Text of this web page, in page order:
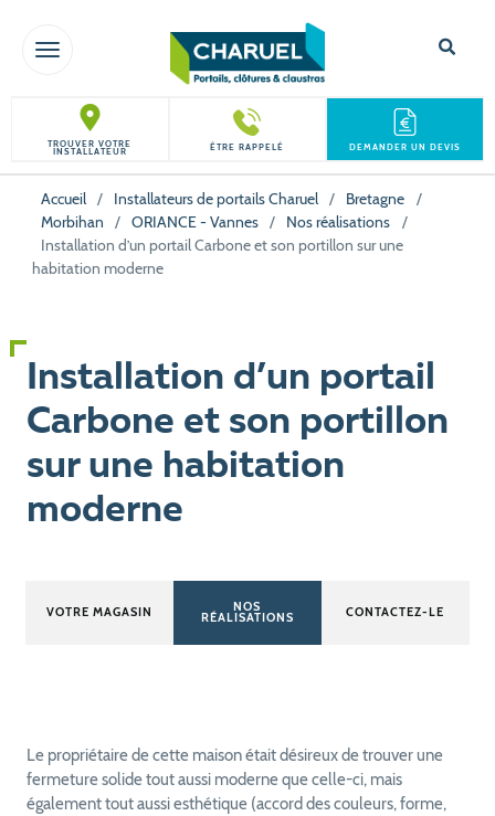
TOGGLE NAVIGATION
TROUVER VOTRE
INSTALLATEUR ÊTRE RAPPELÉ DEMANDER UN DEVIS
Accueil / Installateurs de portails Charuel / Bretagne
/
Morbihan
/ ORIANCE - Vannes / Nos réalisations
/
Installation d’un portail Carbone et son portillon sur une
habitation moderne
Installation d’un portail
Carbone et son portillon
sur une habitation
moderne
VOTRE MAGASIN NOS
RÉALISATIONS CONTACTEZ-LE
Le propriétaire de cette maison était désireux de trouver une
fermeture solide tout aussi moderne que celle-ci, mais
également tout aussi esthétique (accord des couleurs, forme,